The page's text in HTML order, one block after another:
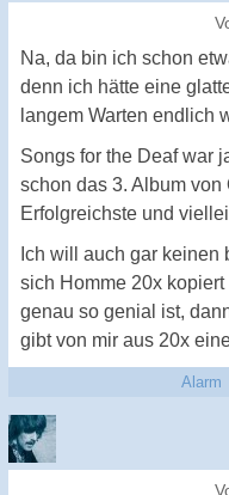
Na, da bin ich schon
denn ich hätte eine
langem Warten endlich
Songs for the Deaf war
schon das 3. Album
Erfolgreichste und
Ich will auch gar
sich Homme 20x
genau so genial ist,
gibt von mir aus 20x
Alarm